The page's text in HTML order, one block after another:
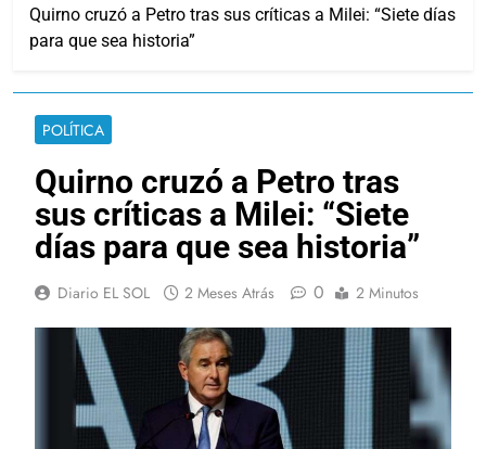
Quirno cruzó a Petro tras sus críticas a Milei: “Siete días
para que sea historia”
POLÍTICA
Quirno cruzó a Petro tras
sus críticas a Milei: “Siete
días para que sea historia”
Diario EL SOL 2 Meses Atrás 0 2 Minutos